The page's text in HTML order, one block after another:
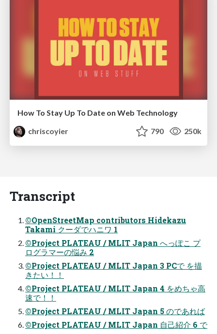
How To Stay Up To Date on Web Technology
chriscoyier
790 250k
Transcript
©OpenStreetMap contributors Hidekazu
Takami クーダでハニワ 1
©Project PLATEAU / MLIT Japan へっぽこ プ
ログラマーの悩み 2
©Project PLATEAU / MLIT Japan 3 PCで を描
きたい！！
©Project PLATEAU / MLIT Japan 4 をめちゃ高
速で！！
©Project PLATEAU / MLIT Japan 5 のであれば
©Project PLATEAU / MLIT Japan 自己紹介 6 で